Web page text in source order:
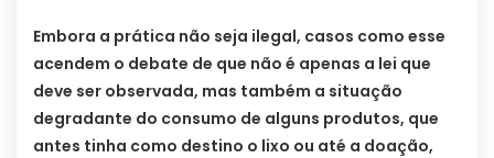
Embora a prática não seja ilegal, casos como esse
acendem o debate de que não é apenas a lei que
deve ser observada, mas também a situação
degradante do consumo de alguns produtos, que
antes tinha como destino o lixo ou até a doação,